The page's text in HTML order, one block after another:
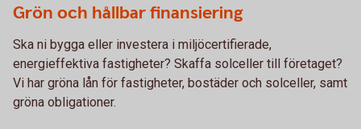
Grön och hållbar finansiering
Ska ni bygga eller investera i miljöcertifierade,
energieffektiva fastigheter? Skaffa solceller till företaget?
Vi har gröna lån för fastigheter, bostäder och solceller, samt
gröna obligationer.